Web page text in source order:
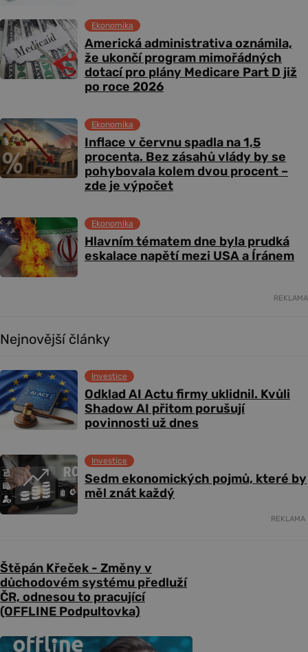
Americká administrativa oznámila,
že ukončí program mimořádných
dotací pro plány Medicare Part D již
po roce 2026
Ekonomika
Inflace v červnu spadla na 1,5
procenta. Bez zásahů vlády by se
pohybovala kolem dvou procent –
zde je výpočet
Ekonomika
Hlavním tématem dne byla prudká
eskalace napětí mezi USA a Íránem
Ekonomika
REKLAMA
Nejnovější články
Odklad AI Actu firmy uklidnil. Kvůli
Shadow AI přitom porušují
povinnosti už dnes
Investice
Sedm ekonomických pojmů, které by
měl znát každý
Investice
REKLAMA
Štěpán Křeček - Změny v
důchodovém systému předluží
ČR, odnesou to pracující
(OFFLINE Podpultovka)